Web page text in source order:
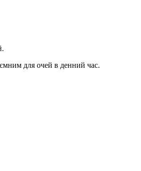
для очей в денний час.